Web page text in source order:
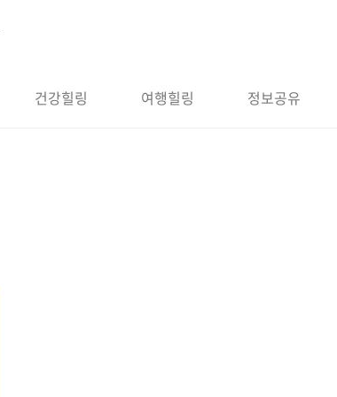
건강힐링 여행힐링 정보공유